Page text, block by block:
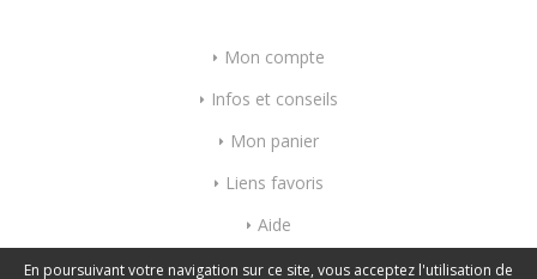
Mon compte
Infos et conseils
Mon panier
Liens favoris
Aide
Index mots-clés
En poursuivant votre navigation sur ce site, vous acceptez l'utilisation de